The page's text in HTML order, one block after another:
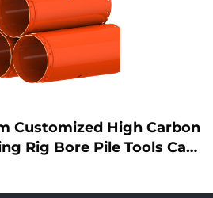
para sa Pagbarena k
sa Pagbarena para sa Lup